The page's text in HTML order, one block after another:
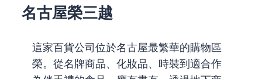
名古屋榮三越
這家百貨公司位於名古屋最繁華的購物區
榮。從名牌商品、化妝品、時裝到適合作